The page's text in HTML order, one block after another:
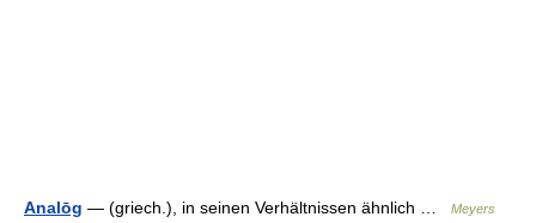
Analōg — (griech.), in seinen Verhältnissen ähnlich …
Meyers